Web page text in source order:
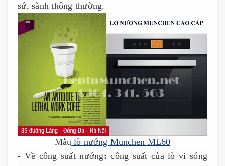
sứ, sành thông thường.
Mẫu lò nướng Munchen ML60
- Về công suất nướng:công suất của lò vi sóng